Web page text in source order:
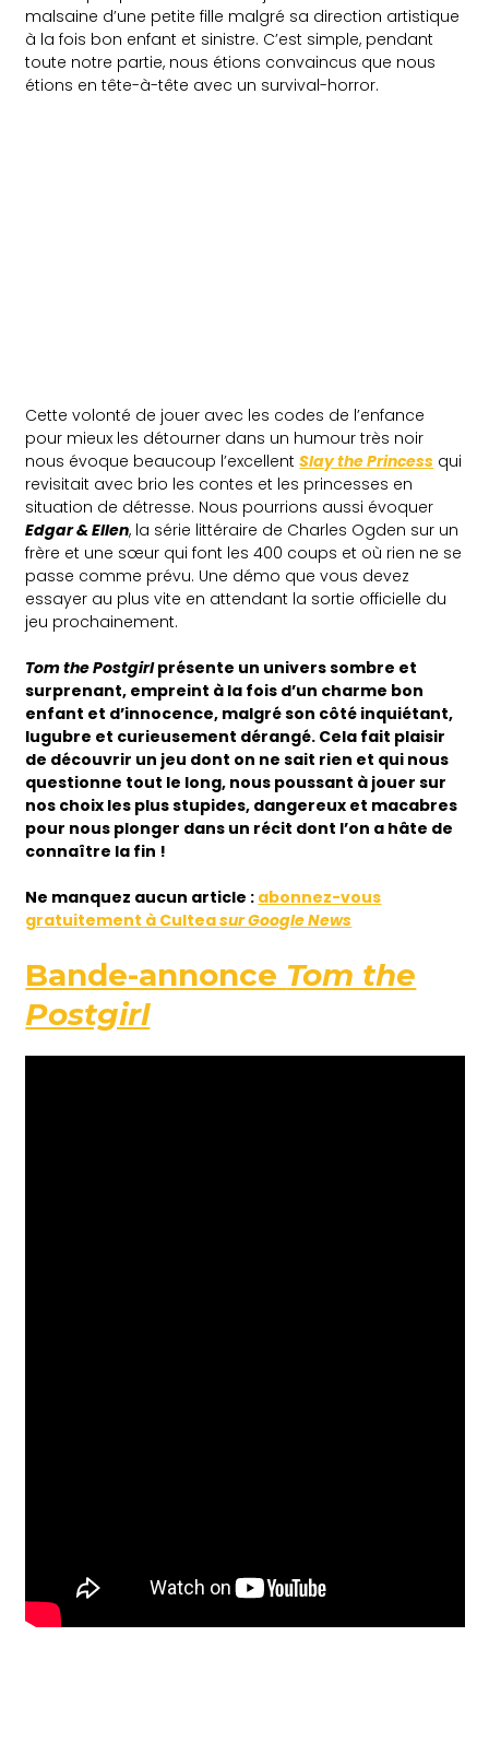
malsaine d’une petite fille malgré sa direction artistique
à la fois bon enfant et sinistre. C’est simple, pendant
toute notre partie, nous étions convaincus que nous
étions en tête-à-tête avec un survival-horror.
Cette volonté de jouer avec les codes de l’enfance
pour mieux les détourner dans un humour très noir
nous évoque beaucoup l’excellentSlay the Princess qui
revisitait avec brio les contes et les princesses en
situation de détresse. Nous pourrions aussi évoquer
Edgar & Ellen, la série littéraire de Charles Ogden sur un
frère et une sœur qui font les 400 coups et où rien ne se
passe comme prévu. Une démo que vous devez
essayer au plus vite en attendant la sortie officielle du
jeu prochainement.
Tom the Postgirlprésente un univers sombre et
surprenant, empreint à la fois d’un charme bon
enfant et d’innocence, malgré son côté inquiétant,
lugubre et curieusement dérangé. Cela fait plaisir
de découvrir un jeu dont on ne sait rien et qui nous
questionne tout le long, nous poussant à jouer sur
nos choix les plus stupides, dangereux et macabres
pour nous plonger dans un récit dont l’on a hâte de
connaître la fin !
Ne manquez aucun article : abonnez-vous
gratuitement à Culteasur Google News
Bande-annonce Tom the
Postgirl